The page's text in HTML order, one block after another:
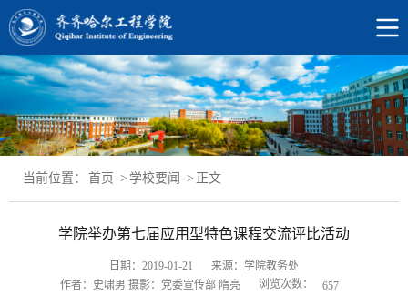
当前位置： 首页 -> 学校要闻 -> 正文
学院举办第七届应用型特色课程交流评比活动
日期：2019-01-21
来源：学院教务处
作者：史啸男 摄影：党委宣传部 隋亮
浏览次数： 657